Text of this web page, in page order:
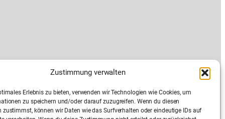
Zustimmung verwalten
Erlebnis zu bieten, verwenden wir Technologien wie Cookies, um
zu speichern und/oder darauf zuzugreifen. Wenn du diesen
zustimmst, können wir Daten wie das Surfverhalten oder eindeutige IDs auf